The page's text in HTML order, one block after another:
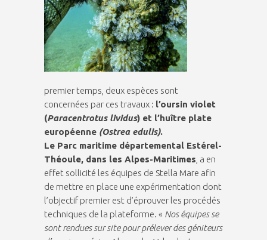
premier temps, deux espèces sont
concernées par ces travaux : l’oursin violet
(Paracentrotus lividus) et l’huître plate
européenne (Ostrea edulis).
Le Parc maritime départemental Estérel-
Théoule, dans les Alpes-Maritimes , a en
effet sollicité les équipes de Stella Mare afin
de mettre en place une expérimentation dont
l’objectif premier est d’éprouver les procédés
techniques de la plateforme. « Nos équipes se
sont rendues sur site pour prélever des géniteurs